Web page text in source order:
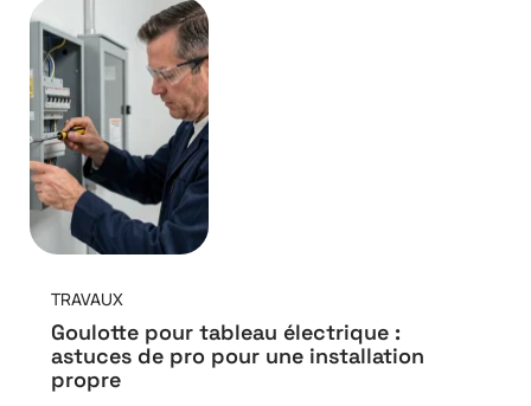
TRAVAUX
Goulotte pour tableau électrique :
astuces de pro pour une installation
propre